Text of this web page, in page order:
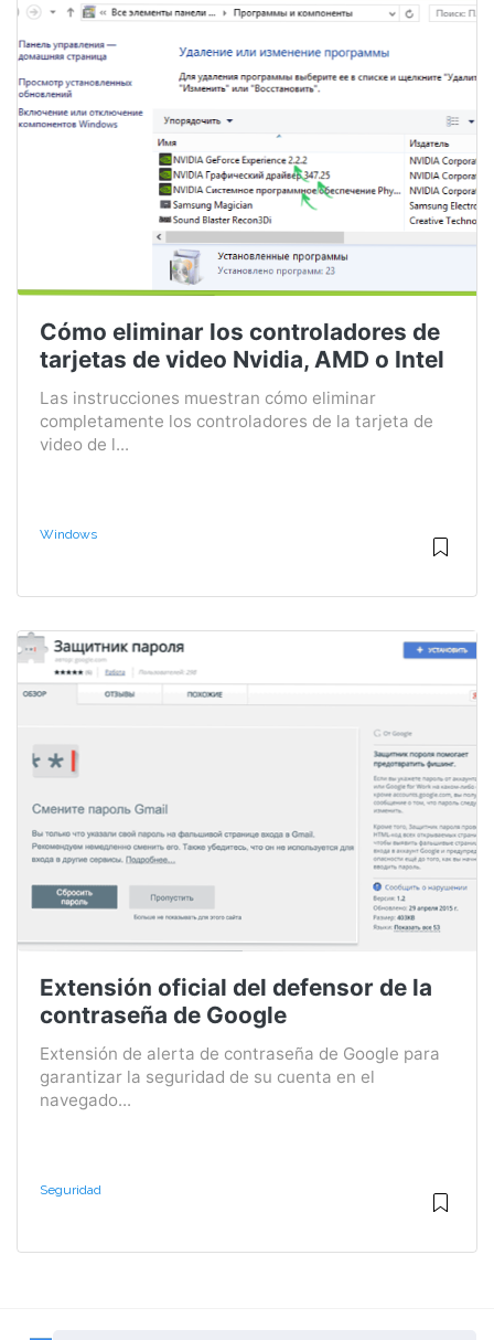
Cómo eliminar los controladores de
tarjetas de video Nvidia, AMD o Intel
Las instrucciones muestran cómo eliminar
completamente los controladores de la tarjeta de
video de l...
Windows
Extensión oficial del defensor de la
contraseña de Google
Extensión de alerta de contraseña de Google para
garantizar la seguridad de su cuenta en el
navegado...
Seguridad